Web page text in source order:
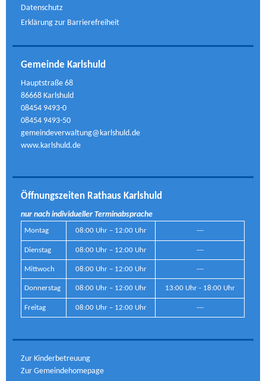
Datenschutz
Erklärung zur Barrierefreiheit
Gemeinde Karlshuld
Hauptstraße 68
86668 Karlshuld
08454 9493-0
08454 9493-50
gemeindeverwaltung@karlshuld.de
www.karlshuld.de
Öffnungszeiten Rathaus Karlshuld
nur nach individueller Terminabsprache
Montag 08:00 Uhr – 12:00 Uhr ---
Dienstag 08:00 Uhr – 12:00 Uhr ---
Mittwoch 08:00 Uhr – 12:00 Uhr ---
Donnerstag 08:00 Uhr – 12:00 Uhr 13:00 Uhr - 18:00 Uhr
Freitag 08:00 Uhr – 12:00 Uhr ---
Zur Kinderbetreuung
Zur Gemeindehomepage